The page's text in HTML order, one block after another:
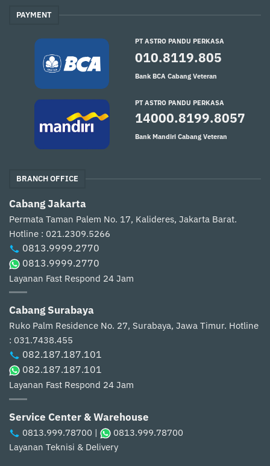
PAYMENT
PT ASTRO PANDU PERKASA
010.8119.805
Bank BCA Cabang Veteran
PT ASTRO PANDU PERKASA
14000.8199.8057
Bank Mandiri Cabang Veteran
BRANCH OFFICE
Cabang Jakarta
Permata Taman Palem No. 17, Kalideres, Jakarta Barat.
Hotline : 021.2309.5266
0813.9999.2770
0813.9999.2770
Layanan Fast Respond 24 Jam
Cabang Surabaya
Ruko Palm Residence No. 27, Surabaya, Jawa Timur. Hotline
: 031.7438.455
082.187.187.101
082.187.187.101
Layanan Fast Respond 24 Jam
Service Center & Warehouse
0813.999.78700 | 0813.999.78700
Layanan Teknisi & Delivery